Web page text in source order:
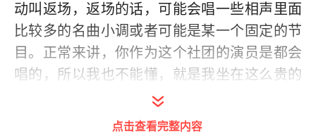
动叫返场，返场的话，可能会唱一些相声里面
比较多的名曲小调或者可能是某一个固定的节
目。正常来讲，你作为这个社团的演员是都会
唱的，所以我也不能懂，就是我坐在这么贵的
票价的地方，为什么要花钱来看一个C位的人
点击查看完整内容